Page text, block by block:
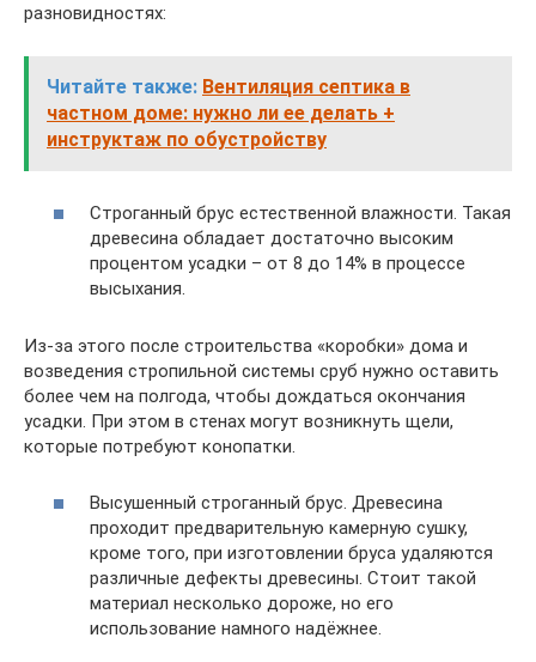
разновидностях:
Читайте также: Вентиляция септика в
частном доме: нужно ли ее делать +
инструктаж по обустройству
Строганный брус естественной влажности. Такая
древесина обладает достаточно высоким
процентом усадки – от 8 до 14% в процессе
высыхания.
Из-за этого после строительства «коробки» дома и
возведения стропильной системы сруб нужно оставить
более чем на полгода, чтобы дождаться окончания
усадки. При этом в стенах могут возникнуть щели,
которые потребуют конопатки.
Высушенный строганный брус. Древесина
проходит предварительную камерную сушку,
кроме того, при изготовлении бруса удаляются
различные дефекты древесины. Стоит такой
материал несколько дороже, но его
использование намного надёжнее.